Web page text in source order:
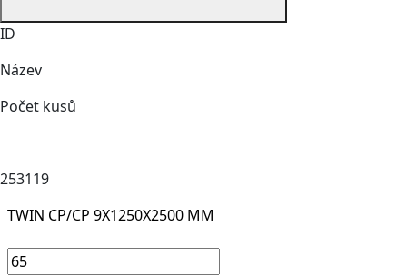
ID
Název
Počet kusů
253119
TWIN CP/CP 9X1250X2500 MM